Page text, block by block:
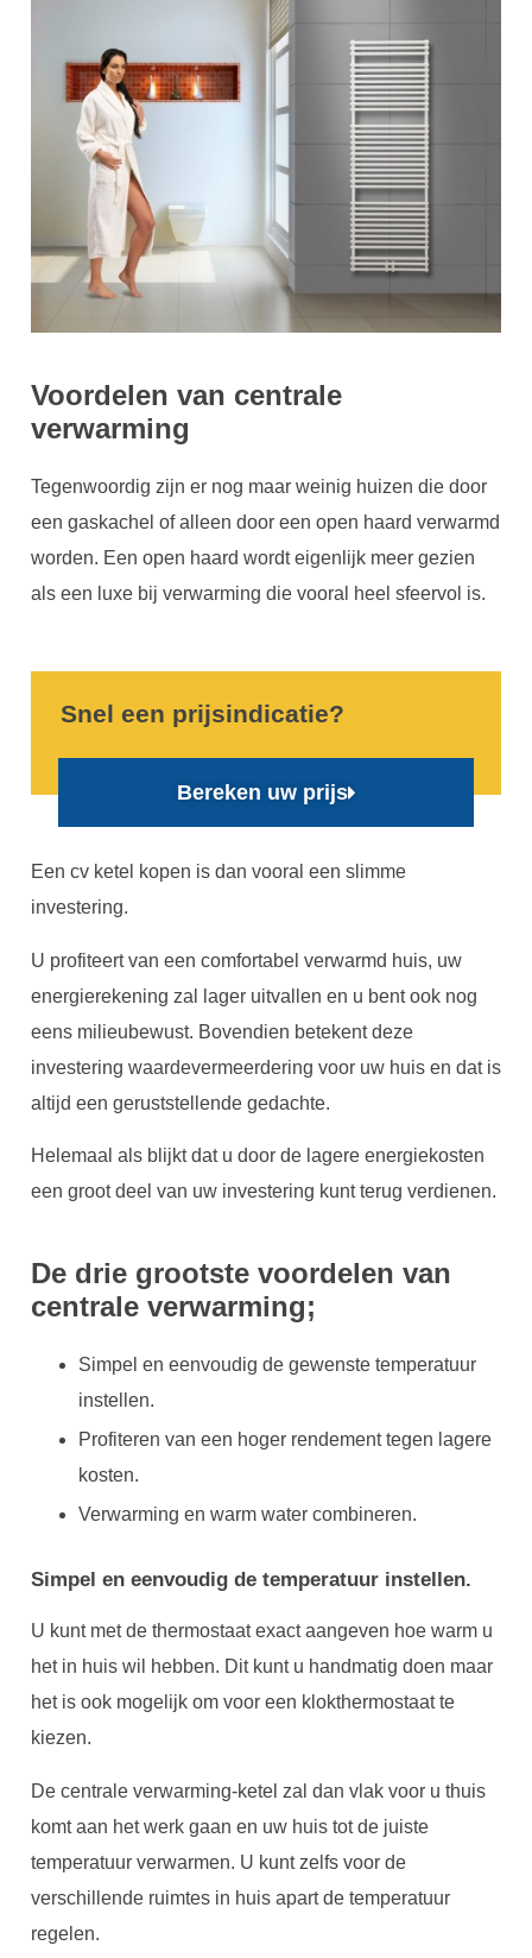
Voordelen van centrale
verwarming
Tegenwoordig zijn er nog maar weinig huizen die door
een gaskachel of alleen door een open haard verwarmd
worden. Een open haard wordt eigenlijk meer gezien
als een luxe bij verwarming die vooral heel sfeervol is.
Snel een prijsindicatie?
Bereken uw prijs
Een cv ketel kopen is dan vooral een slimme
investering.
U profiteert van een comfortabel verwarmd huis, uw
energierekening zal lager uitvallen en u bent ook nog
eens milieubewust. Bovendien betekent deze
investering waardevermeerdering voor uw huis en dat is
altijd een geruststellende gedachte.
Helemaal als blijkt dat u door de lagere energiekosten
een groot deel van uw investering kunt terug verdienen.
De drie grootste voordelen van
centrale verwarming;
Simpel en eenvoudig de gewenste temperatuur
instellen.
Profiteren van een hoger rendement tegen lagere
kosten.
Verwarming en warm water combineren.
Simpel en eenvoudig de temperatuur instellen.
U kunt met de thermostaat exact aangeven hoe warm u
het in huis wil hebben. Dit kunt u handmatig doen maar
het is ook mogelijk om voor een klokthermostaat te
kiezen.
De centrale verwarming-ketel zal dan vlak voor u thuis
komt aan het werk gaan en uw huis tot de juiste
temperatuur verwarmen. U kunt zelfs voor de
verschillende ruimtes in huis apart de temperatuur
regelen.